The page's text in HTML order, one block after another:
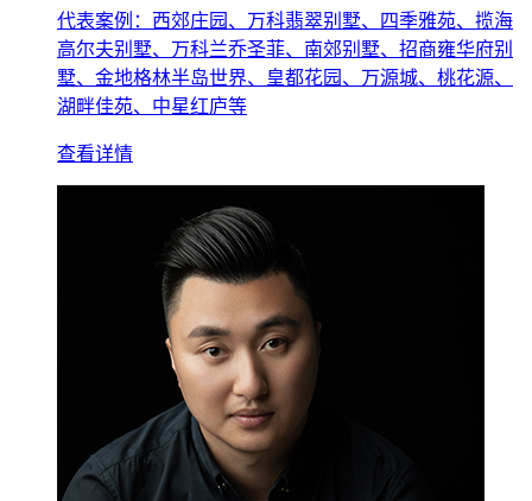
代表案例：西郊庄园、万科翡翠别墅、四季雅苑、揽海
高尔夫别墅、万科兰乔圣菲、南郊别墅、招商雍华府别
墅、金地格林半岛世界、皇都花园、万源城、桃花源、
湖畔佳苑、中星红庐等
查看详情